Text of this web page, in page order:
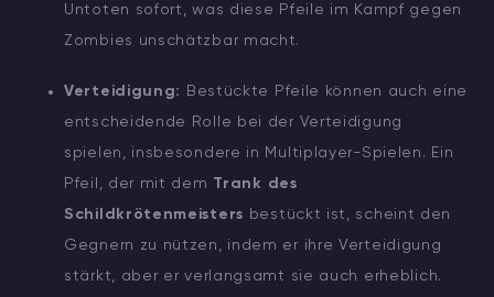
Untoten sofort, was diese Pfeile im Kampf gegen
Zombies unschätzbar macht.
Verteidigung:
Bestückte Pfeile können auch eine
entscheidende Rolle bei der Verteidigung
spielen, insbesondere in Multiplayer-Spielen. Ein
Pfeil, der mit dem Trank des
Schildkrötenmeisters bestückt ist, scheint den
Gegnern zu nützen, indem er ihre Verteidigung
stärkt, aber er verlangsamt sie auch erheblich.